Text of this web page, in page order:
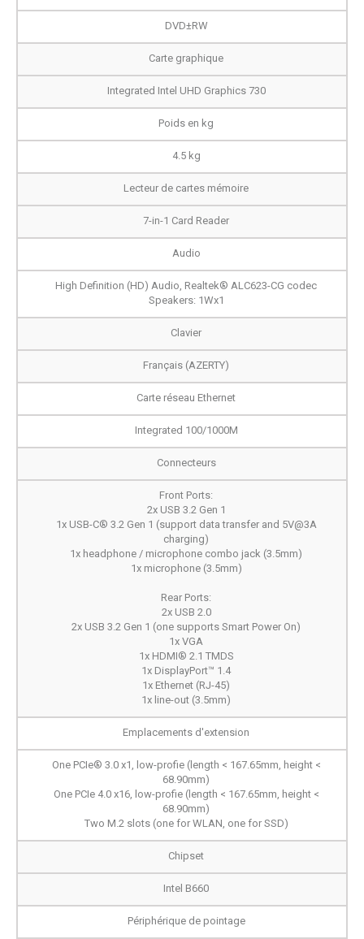
DVD±RW
Carte graphique
Integrated Intel UHD Graphics 730
Poids en kg
4.5 kg
Lecteur de cartes mémoire
7-in-1 Card Reader
Audio
High Definition (HD) Audio, Realtek® ALC623-CG codec
Speakers: 1Wx1
Clavier
Français (AZERTY)
Carte réseau Ethernet
Integrated 100/1000M
Connecteurs
Front Ports:
2x USB 3.2 Gen 1
1x USB-C® 3.2 Gen 1 (support data transfer and 5V@3A
charging)
1x headphone / microphone combo jack (3.5mm)
1x microphone (3.5mm)
Rear Ports:
2x USB 2.0
2x USB 3.2 Gen 1 (one supports Smart Power On)
1x VGA
1x HDMI® 2.1 TMDS
1x DisplayPort™ 1.4
1x Ethernet (RJ-45)
1x line-out (3.5mm)
Emplacements d'extension
One PCIe® 3.0 x1, low-profie (length < 167.65mm, height <
68.90mm)
One PCIe 4.0 x16, low-profie (length < 167.65mm, height <
68.90mm)
Two M.2 slots (one for WLAN, one for SSD)
Chipset
Intel B660
Périphérique de pointage